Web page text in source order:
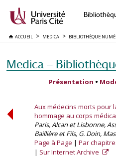
ACCUEIL MEDICA BIBLIOTHÈQUE
Medica —
Présentation •
Aux médecins morts pour
hommage au corps
Paris, Alcan et Lisbonne,
Baillière et Fils, G. Doin,
Page à Page
Par
Sur Internet Archive